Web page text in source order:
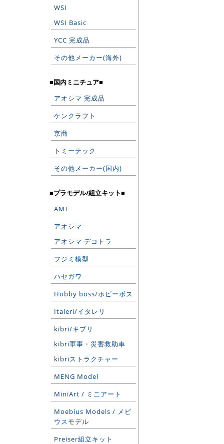
WSI
WSI Basic
YCC 完成品
その他メーカー(海外)
■国内ミニチュア■
アオシマ 完成品
ケンクラフト
京商
トミーテック
その他メーカー(国内)
■プラモデル/組立キット■
AMT
アオシマ
アオシマ デコトラ
フジミ模型
ハセガワ
Hobby boss/ホビーボス
Italeri/イタレリ
kibri/キブリ
kibri軍事・災害救助車
kibriストラクチャー
MENG Model
MiniArt / ミニアート
Moebius Models / メビ
ウスモデル
Preiser組立キット